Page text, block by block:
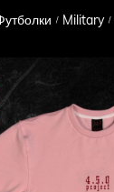
/ Military /